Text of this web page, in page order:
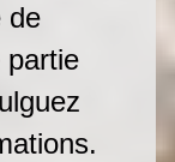
de
partie